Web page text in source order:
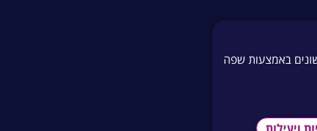
באמצעות שפה
ויעילות